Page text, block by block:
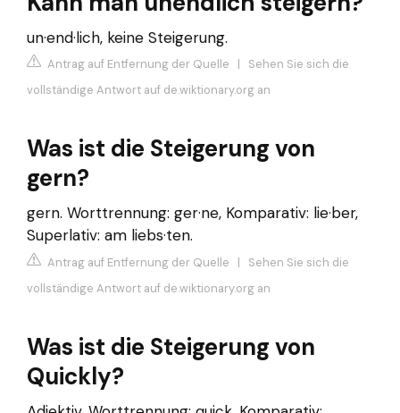
un·end·lich, keine Steigerung.
Antrag auf Entfernung der Quelle | Sehen Sie sich die
vollständige Antwort auf de.wiktionary.org an
Was ist die Steigerung von
gern?
gern. Worttrennung: ger·ne, Komparativ: lie·ber,
Superlativ: am liebs·ten.
Antrag auf Entfernung der Quelle | Sehen Sie sich die
vollständige Antwort auf de.wiktionary.org an
Was ist die Steigerung von
Quickly?